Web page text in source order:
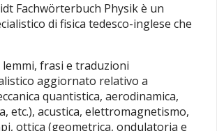
Fachwörterbuch Physik è un
di fisica tedesco-inglese che
lemmi, frasi e traduzioni
aggiornato relativo a
quantistica, aerodinamica,
etc.), acustica, elettromagnetismo,
ottica (geometrica, ondulatoria e